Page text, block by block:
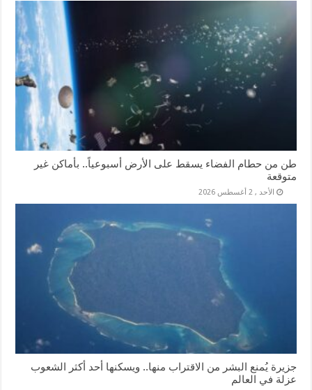
طن من حطام الفضاء يسقط على الأرض أسبوعياً.. بأماكن غير
متوقعة
الأحد , 2 أغسطس 2026
جزيرة يُمنع البشر من الاقتراب منها.. ويسكنها أحد أكثر الشعوب
عزلة في العالم